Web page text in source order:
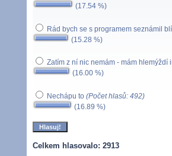
(17.54 %)
Rád bych se s programem seznámil
(15.28 %)
Zatím z ní nic nemám - mám hlemýždí
(16.00 %)
Nechápu to (Počet hlasů: 492)
(16.89 %)
Celkem hlasovalo: 2913